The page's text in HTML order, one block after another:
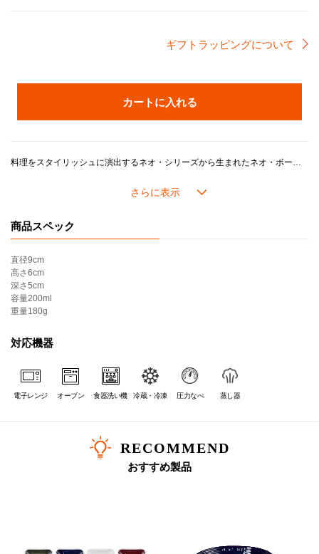
ギフトラッピングについて
カートに入れる
料理をスタイリッシュに演出するネオ・シリーズから生まれたネオ・ボール(S)。小鉢やそば猪口、デザートカップ、またティーカップとしても使える汎用性の高さが魅力です。
カラーは日本の伝統色をもとに、「アガべ（鉄紺）」「ホワイトラスター（月白）」「ガーネット（深蘇芳）」の３色展開で料理を美しく引き立てます。
＊アウトレット品相当（多少のムラや黒点、気泡がある、化粧箱にダメージがある等）のものが含まれます。ご了承の上、ご購入ください。
＊セール品の返品・交換はいたしかねます。
商品スペック
直径9cm
高さ6cm
深さ5cm
容量200ml
重量180g
対応機器
電子レンジ オーブン 食器洗い機 冷蔵・冷凍 圧力なべ 蒸し器
RECOMMEND
おすすめ製品